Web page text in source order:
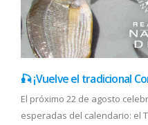
🎣 ¡Vuelve el tradicional
El próximo 22 de agosto
esperadas del calendario: el